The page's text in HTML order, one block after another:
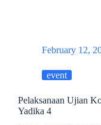
February 12,
event
Pelaksanaan Ujian
Yadika 4